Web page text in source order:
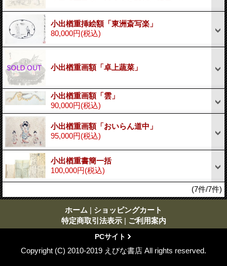
小出楢重挿絵額「東洲斎写楽」
80,000円(税込)
小出楢重画額「卓上蔬菜」
小出楢重画額「雲」
90,000円(税込)
小出楢重画額「おいらん道中」
95,000円(税込)
小出楢重書簡一括
100,000円(税込)
(7件/7件)
ホーム | ショッピングカート
特定商取引法表示 | ご利用案内
PCサイト
Copyright (C) 2010-2019 えびな書店 All rights reserved.